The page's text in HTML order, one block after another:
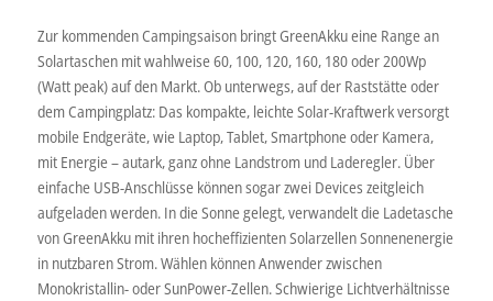
Zur kommenden Campingsaison bringt GreenAkku eine Range an
Solartaschen mit wahlweise 60, 100, 120, 160, 180 oder 200Wp
(Watt peak) auf den Markt. Ob unterwegs, auf der Raststätte oder
dem Campingplatz: Das kompakte, leichte Solar-Kraftwerk versorgt
mobile Endgeräte, wie Laptop, Tablet, Smartphone oder Kamera,
mit Energie – autark, ganz ohne Landstrom und Laderegler. Über
einfache USB-Anschlüsse können sogar zwei Devices zeitgleich
aufgeladen werden. In die Sonne gelegt, verwandelt die Ladetasche
von GreenAkku mit ihren hocheffizienten Solarzellen Sonnenenergie
in nutzbaren Strom. Wählen können Anwender zwischen
Monokristallin- oder SunPower-Zellen. Schwierige Lichtverhältnisse